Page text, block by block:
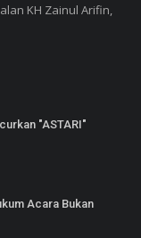
KH Zainul Arifin,
"ASTARI"
Acara Bukan